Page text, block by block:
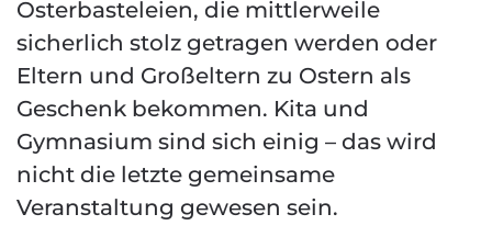
Osterbasteleien, die mittlerweile
sicherlich stolz getragen werden oder
Eltern und Großeltern zu Ostern als
Geschenk bekommen. Kita und
Gymnasium sind sich einig – das wird
nicht die letzte gemeinsame
Veranstaltung gewesen sein.